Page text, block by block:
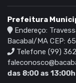
Prefeitura
Endereço:
Bacabal/MA CEP:
Telefone (99)
das 8:00 as